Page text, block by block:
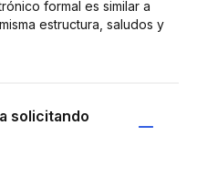
formal es similar a
estructura, saludos y
solicitando